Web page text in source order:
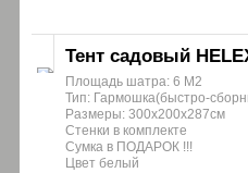
Тент садовый
Площадь шатра: 6 М2
Тип: Гармошка(быстро-
Размеры: 300x200x287см
Стенки в комплекте
Сумка в ПОДАРОК !!!
Цвет белый